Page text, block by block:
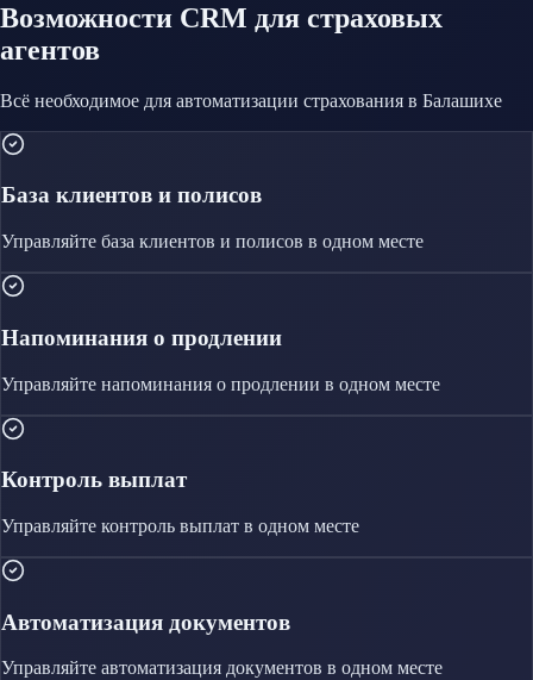
Возможности CRM для страховых
агентов
Всё необходимое для автоматизации страхования в Балашихе
База клиентов и полисов
Управляйте база клиентов и полисов в одном месте
Напоминания о продлении
Управляйте напоминания о продлении в одном месте
Контроль выплат
Управляйте контроль выплат в одном месте
Автоматизация документов
Управляйте автоматизация документов в одном месте